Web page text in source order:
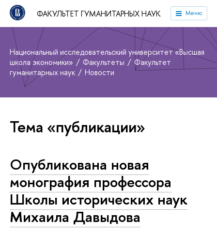
ФАКУЛЬТЕТ ГУМАНИТАРНЫХ НАУК Меню
Национальный исследовательский университет «Высшая
школа экономики»
Факультеты
Факультет
гуманитарных наук
Новости
Тема «публикации»
Опубликована новая
монография профессора
Школы исторических наук
Михаила Давыдова